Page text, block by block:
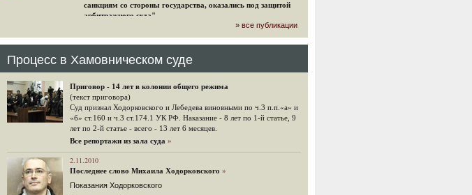
санкциям со стороны государства, оказались под защитой
арбитражного суда"
Швейцарская газета "Neue Zuercher Zeitung" о гаагском
судебном решении.
14.08.2014
Не исключил
Владимир Путин допускает, что Россия может выйти из-под юрисдикции ЕСПЧ.
88 комментариев
14.08.2014
Нарулил
Игорь Сечин просит о помощи. Ссылаясь на санкции,
глава «Роснефти» хочет выбить из фонда национального
благосостояния 1,5 трлн рублей («Ведомости» и «Дождь»).
32 комментария
» все публикации
Процесс в Хамовническом суде
Приговор - 14 лет в колонии общего режима
(текст приговора)
Суд признал Ходорковского и Лебедева виновными по ч.3 п.п.«а» и
«б» ст.160 и ч.3 ст.174.1 УК РФ. Наказание - 8 лет по 1-й статье, 9
лет по 2-й статье - всего - 13 лет 6 месяцев.
Все репортажи из зала суда »
2.11.2010
Последнее слово Михаила Ходорковского »
Показания Ходорковского